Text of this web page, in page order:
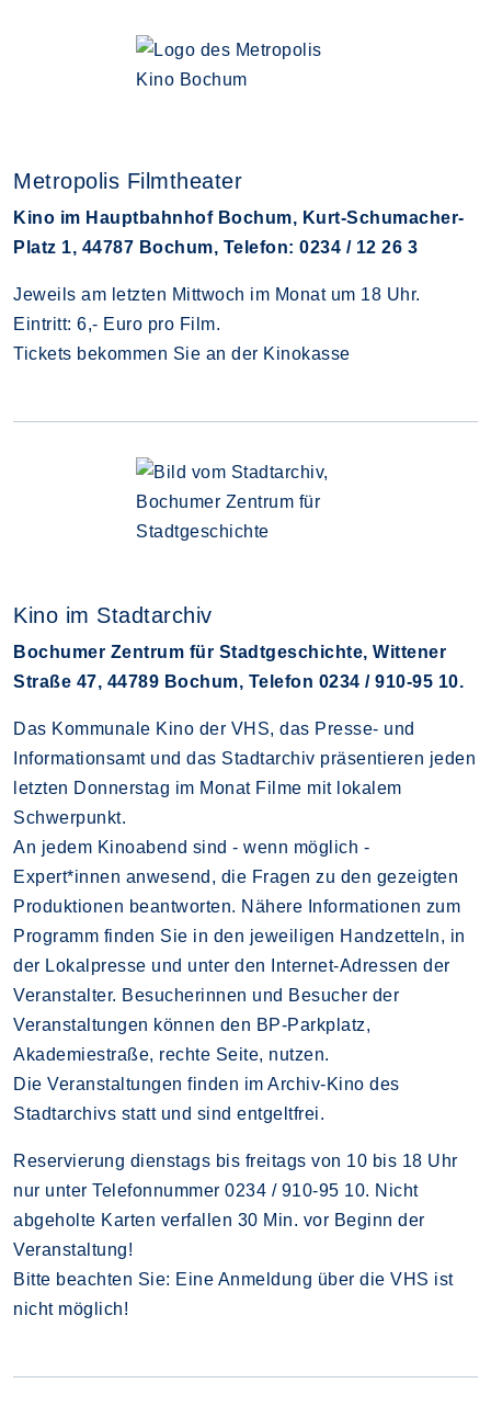
Metropolis Filmtheater
Kino im Hauptbahnhof Bochum, Kurt-Schumacher-
Platz 1, 44787 Bochum, Telefon: 0234 / 12 26 3
Jeweils am letzten Mittwoch im Monat um 18 Uhr.
Eintritt: 6,- Euro pro Film.
Tickets bekommen Sie an der Kinokasse
Kino im Stadtarchiv
Bochumer Zentrum für Stadtgeschichte, Wittener
Straße 47, 44789 Bochum, Telefon 0234 / 910-95 10.
Das Kommunale Kino der VHS, das Presse- und
Informationsamt und das Stadtarchiv präsentieren jeden
letzten Donnerstag im Monat Filme mit lokalem
Schwerpunkt.
An jedem Kinoabend sind - wenn möglich -
Expert*innen anwesend, die Fragen zu den gezeigten
Produktionen beantworten. Nähere Informationen zum
Programm finden Sie in den jeweiligen Handzetteln, in
der Lokalpresse und unter den Internet-Adressen der
Veranstalter. Besucherinnen und Besucher der
Veranstaltungen können den BP-Parkplatz,
Akademiestraße, rechte Seite, nutzen.
Die Veranstaltungen finden im Archiv-Kino des
Stadtarchivs statt und sind entgeltfrei.
Reservierung dienstags bis freitags von 10 bis 18 Uhr
nur unter Telefonnummer 0234 / 910-95 10. Nicht
abgeholte Karten verfallen 30 Min. vor Beginn der
Veranstaltung!
Bitte beachten Sie: Eine Anmeldung über die VHS ist
nicht möglich!